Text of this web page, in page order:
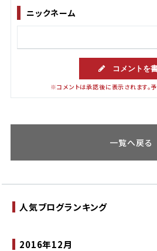
ニックネーム
コメントを
※コメントは承認後に表示されます。
一覧へ戻る
2016年12月
人気ブログランキング